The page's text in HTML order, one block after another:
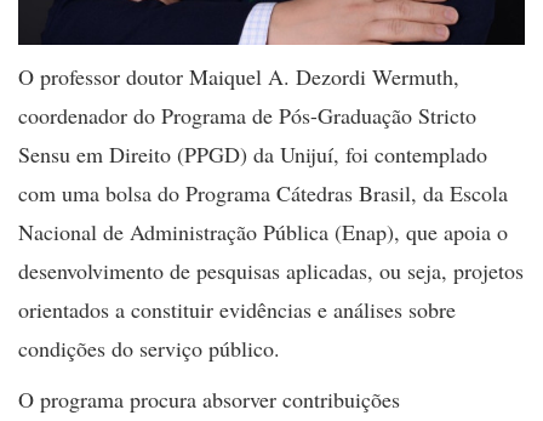
O professor doutor Maiquel A. Dezordi Wermuth,
coordenador do Programa de Pós-Graduação Stricto
Sensu em Direito (PPGD) da Unijuí, foi contemplado
com uma bolsa do Programa Cátedras Brasil, da Escola
Nacional de Administração Pública (Enap), que apoia o
desenvolvimento de pesquisas aplicadas, ou seja, projetos
orientados a constituir evidências e análises sobre
condições do serviço público.
O programa procura absorver contribuições